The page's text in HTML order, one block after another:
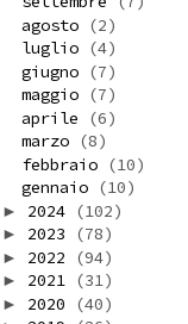
agosto (2)
luglio (4)
giugno (7)
maggio (7)
aprile
(6)
marzo (8)
febbraio (10)
gennaio (10)
► 2024 (102)
► 2023 (78)
► 2022 (94)
► 2021 (31)
► 2020 (40)